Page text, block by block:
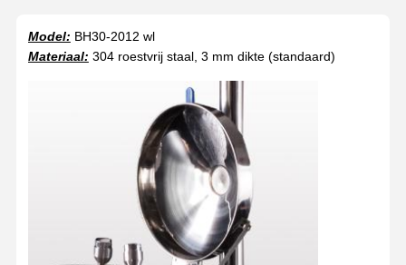
Model: BH30-2012 wl
Materiaal: 304 roestvrij staal, 3 mm dikte (standaard)